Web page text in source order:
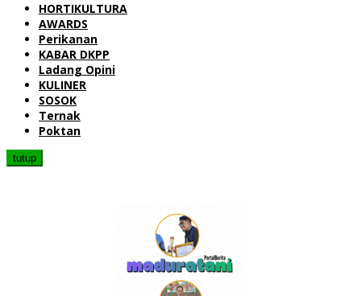
HORTIKULTURA
AWARDS
Perikanan
KABAR DKPP
Ladang Opini
KULINER
SOSOK
Ternak
Poktan
tutup